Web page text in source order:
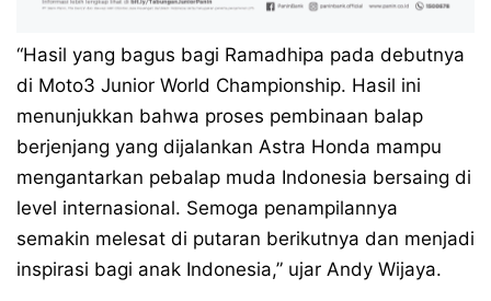
“Hasil yang bagus bagi Ramadhipa pada debutnya
di Moto3 Junior World Championship. Hasil ini
menunjukkan bahwa proses pembinaan balap
berjenjang yang dijalankan Astra Honda mampu
mengantarkan pebalap muda Indonesia bersaing di
level internasional. Semoga penampilannya
semakin melesat di putaran berikutnya dan menjadi
inspirasi bagi anak Indonesia,” ujar Andy Wijaya.